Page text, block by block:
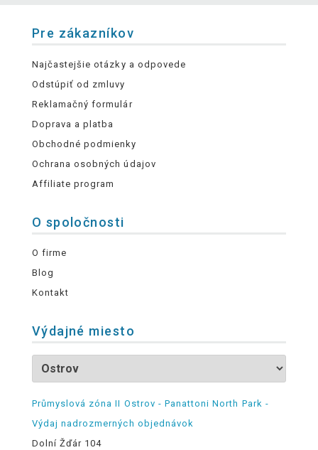
Pre zákazníkov
Najčastejšie otázky a odpovede
Odstúpiť od zmluvy
Reklamačný formulár
Doprava a platba
Obchodné podmienky
Ochrana osobných údajov
Affiliate program
O spoločnosti
O firme
Blog
Kontakt
Výdajné miesto
Průmyslová zóna II Ostrov - Panattoni North Park -
Výdaj nadrozmerných objednávok
Dolní Žďár 104